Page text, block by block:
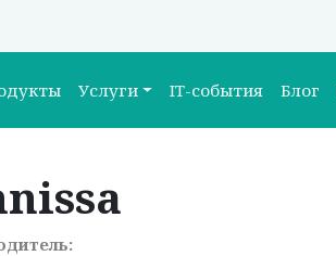
Услуги IT-события Блог